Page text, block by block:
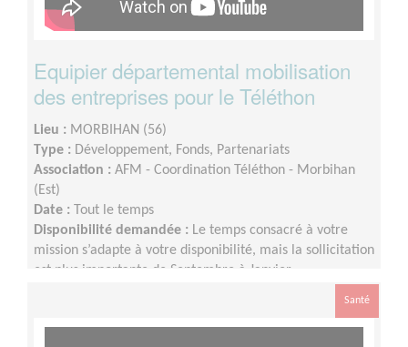
Equipier départemental mobilisation
des entreprises pour le Téléthon
Lieu : MORBIHAN (56)
Type : Développement, Fonds, Partenariats
Association : AFM - Coordination Téléthon - Morbihan
(Est)
Date :
Tout le temps
Disponibilité demandée : Le temps consacré à votre
mission s’adapte à votre disponibilité, mais la sollicitation
est plus importante de Septembre à Janvier
Santé